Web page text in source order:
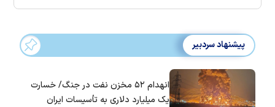
پیشنهاد سردبیر
انهدام ۵۲ مخزن نفت در جنگ/ خسارت
یک میلیارد دلاری به تأسیسات ایران